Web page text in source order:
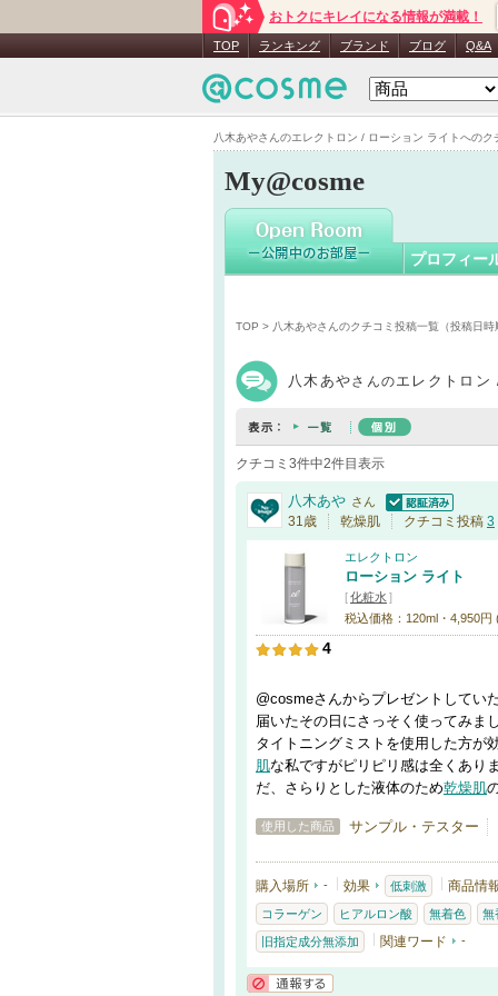
八木あやさんのエレクトロン / ローション ライトへのク
おトクにキレイになる情報が満載！
TOP ランキング ブランド ブログ Q&A
My@cosme
八木あや
プロフィー
TOP > 八木あやさんのクチコミ投稿一覧（投稿日時
八木あやさんのエレクトロ
クチコミ3件中2件目表示
八木あや さん
認証済
31歳 乾燥肌 クチコミ投稿 3
エレクトロン
ローション ライト
[化粧水 ]
税込価格：120ml・4,950円
4
@cosmeさんからプレゼントしてい
届いたその日にさっそく使ってみま
タイトニングミストを使用した方が
肌な私ですがピリピリ感は全くあり
だ、さらりとした液体のため乾燥肌
使用した商品 サンプル・テスター
購入場所 - 効果 低刺激 商品情
コラーゲン ヒアルロン酸 無着色 無
旧指定成分無添加 関連ワード -